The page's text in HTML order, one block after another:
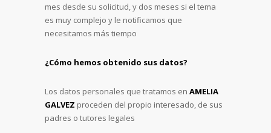
mes desde su solicitud, y dos meses si el tema
es muy complejo y le notificamos que
necesitamos más tiempo
¿Cómo hemos obtenido sus datos?
Los datos personales que tratamos en AMELIA
GALVEZ proceden del propio interesado, de sus
padres o tutores legales